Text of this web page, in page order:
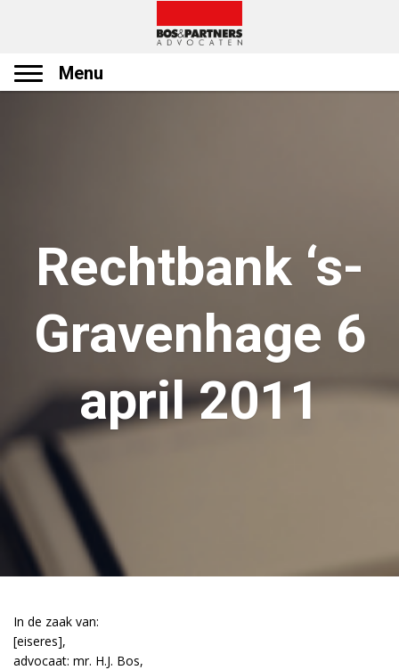
Menu
Rechtbank ‘s-
Gravenhage 6
april 2011
In de zaak van:
[eiseres],
advocaat: mr. H.J. Bos,